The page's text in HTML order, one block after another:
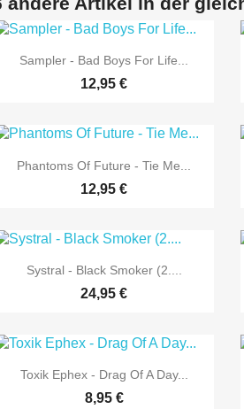
 Vorschau
Sampler - Bad Boys For Life...
12,95 €
 Vorschau
Phantoms Of Future - Tie Me...
12,95 €
 Vorschau
Systral - Black Smoker (2....
24,95 €
 Vorschau
Toxik Ephex - Drag Of A Day...
8,95 €